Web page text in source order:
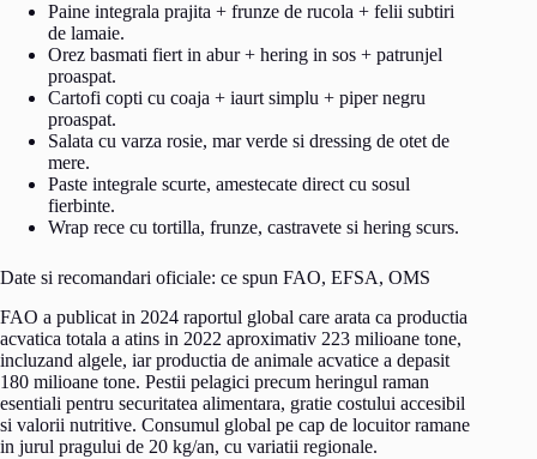
Paine integrala prajita + frunze de rucola + felii subtiri
de lamaie.
Orez basmati fiert in abur + hering in sos + patrunjel
proaspat.
Cartofi copti cu coaja + iaurt simplu + piper negru
proaspat.
Salata cu varza rosie, mar verde si dressing de otet de
mere.
Paste integrale scurte, amestecate direct cu sosul
fierbinte.
Wrap rece cu tortilla, frunze, castravete si hering scurs.
Date si recomandari oficiale: ce spun FAO, EFSA, OMS
FAO a publicat in 2024 raportul global care arata ca productia
acvatica totala a atins in 2022 aproximativ 223 milioane tone,
incluzand algele, iar productia de animale acvatice a depasit
180 milioane tone. Pestii pelagici precum heringul raman
esentiali pentru securitatea alimentara, gratie costului accesibil
si valorii nutritive. Consumul global pe cap de locuitor ramane
in jurul pragului de 20 kg/an, cu variatii regionale.